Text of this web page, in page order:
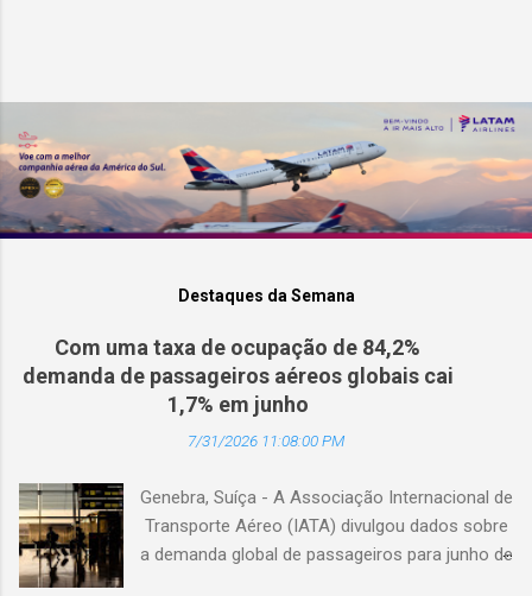
Destaques da Semana
Com uma taxa de ocupação de 84,2%
demanda de passageiros aéreos globais cai
1,7% em junho
7/31/2026 11:08:00 PM
Genebra, Suíça - A Associação Internacional de
Transporte Aéreo (IATA) divulgou dados sobre
a demanda global de passageiros para junho de